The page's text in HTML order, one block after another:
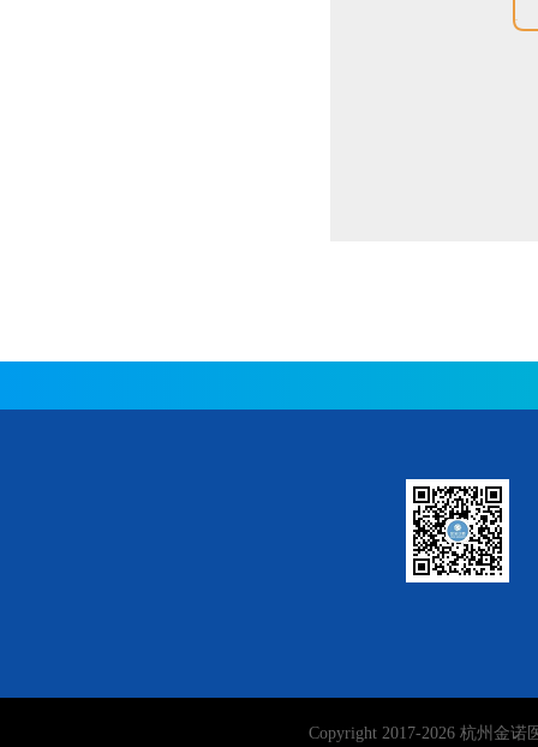
Copyright 2017-2026杭州金诺